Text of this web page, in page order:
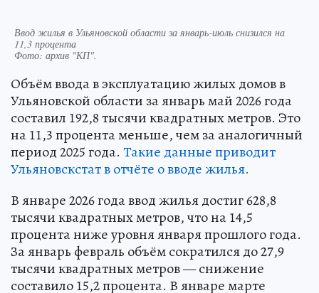
Ввод жилья в Ульяновской области за январь‑июль снизился на
11,3 процента
Фото: архив "КП".
Объём ввода в эксплуатацию жилых домов в
Ульяновской области за январь май 2026 года
составил 192,8 тысячи квадратных метров. Это
на 11,3 процента меньше, чем за аналогичный
период 2025 года. Такие данные приводит
Ульяновскстат в отчёте о вводе жилья.
В январе 2026 года ввод жилья достиг 628,8
тысячи квадратных метров, что на 14,5
процента ниже уровня января прошлого года.
За январь февраль объём сократился до 27,9
тысячи квадратных метров — снижение
составило 15,2 процента. В январе марте